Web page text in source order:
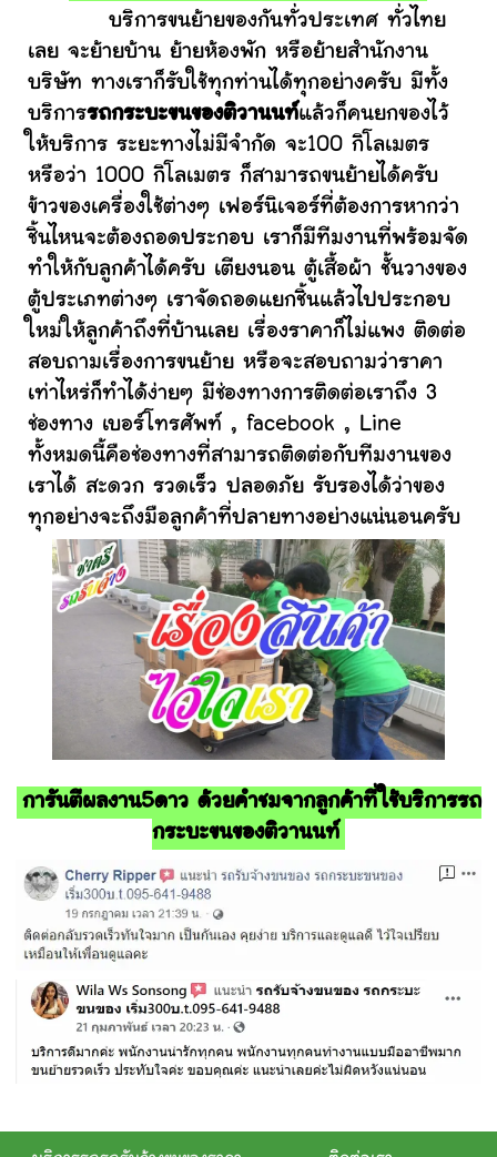
บริการขนย้ายของกันทั่วประเทศ ทั่วไทย
เลย จะย้ายบ้าน ย้ายห้องพัก หรือย้ายสำนักงาน
บริษัท ทางเราก็รับใช้ทุกท่านได้ทุกอย่างครับ มีทั้ง
บริการรถกระบะขนของติวานนท์แล้วก็คนยกของไว้
ให้บริการ ระยะทางไม่มีจำกัด จะ100 กิโลเมตร
หรือว่า 1000 กิโลเมตร ก็สามารถขนย้ายได้ครับ
ข้าวของเครื่องใช้ต่างๆ เฟอร์นิเจอร์ที่ต้องการหากว่า
ชิ้นไหนจะต้องถอดประกอบ เราก็มีทีมงานที่พร้อมจัด
ทำให้กับลูกค้าได้ครับ เตียงนอน ตู้เสื้อผ้า ชั้นวางของ
ตู้ประเภทต่างๆ เราจัดถอดแยกชิ้นแล้วไปประกอบ
ใหม่ให้ลูกค้าถึงที่บ้านเลย เรื่องราคาก็ไม่แพง ติดต่อ
สอบถามเรื่องการขนย้าย หรือจะสอบถามว่าราคา
เท่าไหร่ก็ทำได้ง่ายๆ มีช่องทางการติดต่อเราถึง 3
ช่องทาง เบอร์โทรศัพท์ , facebook , Line
ทั้งหมดนี้คือช่องทางที่สามารถติดต่อกับทีมงานของ
เราได้ สะดวก รวดเร็ว ปลอดภัย รับรองได้ว่าของ
ทุกอย่างจะถึงมือลูกค้าที่ปลายทางอย่างแน่นอนครับ
การันตีผลงาน5ดาว ด้วยคำชมจากลูกค้าที่ใช้บริการรถ
กระบะขนของติวานนท์